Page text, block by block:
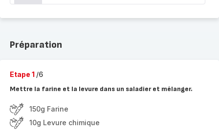
Préparation
Etape 1 /6
Mettre la farine et la levure dans un saladier et mélanger.
150g Farine
10g Levure chimique